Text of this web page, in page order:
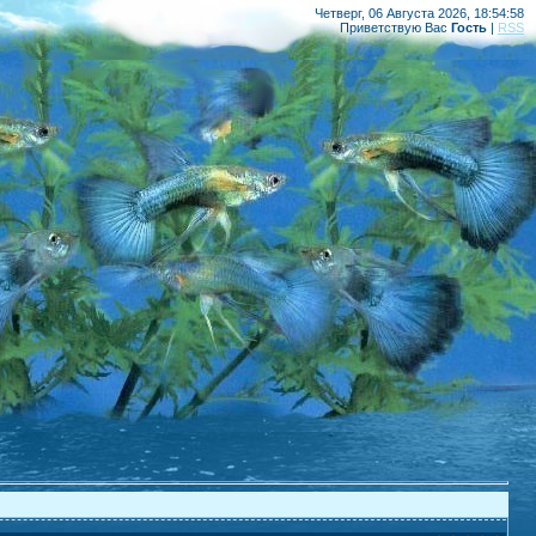
Четверг, 06 Августа 2026, 18:54:58
Приветствую Вас Гость | RSS